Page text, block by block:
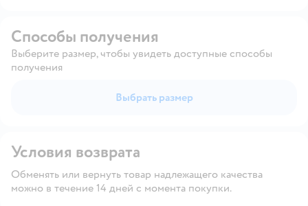
Способы получения
Выберите размер, чтобы увидеть доступные способы
получения
Выбрать размер
Условия возврата
Обменять или вернуть товар надлежащего качества
можно в течение 14 дней с момента покупки.